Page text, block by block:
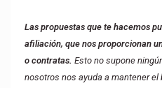
Las propuestas que te hacemos
afiliación, que nos proporcionan
o contratas. Esto no supone
nosotros nos ayuda a mantener